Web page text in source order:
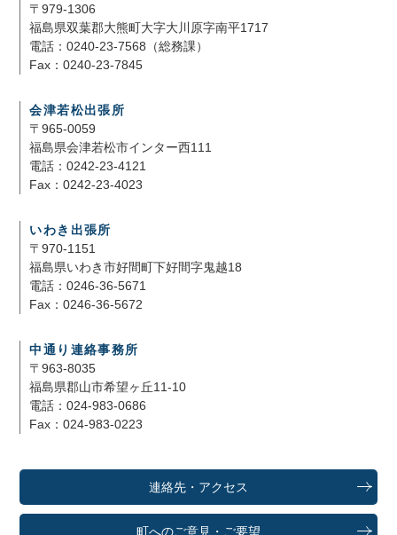
〒979-1306
福島県双葉郡大熊町大字大川原字南平1717
電話：0240-23-7568（総務課）
Fax：0240-23-7845
会津若松出張所
〒965-0059
福島県会津若松市インター西111
電話：0242-23-4121
Fax：0242-23-4023
いわき出張所
〒970-1151
福島県いわき市好間町下好間字鬼越18
電話：0246-36-5671
Fax：0246-36-5672
中通り連絡事務所
〒963-8035
福島県郡山市希望ヶ丘11-10
電話：024-983-0686
Fax：024-983-0223
連絡先・アクセス
町へのご意見・ご要望